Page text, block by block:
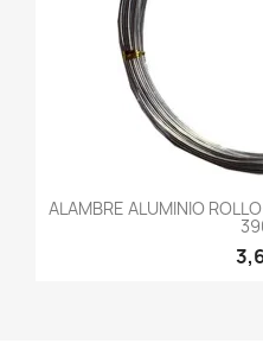
ALAMBRE ALUMINIO